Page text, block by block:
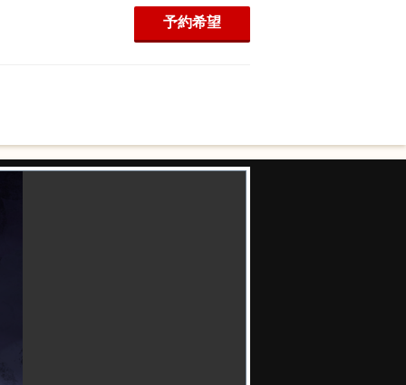
予約希望